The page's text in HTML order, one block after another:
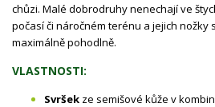
chůzi. Malé dobrodruhy nenechají ve
počasí či náročném terénu a jejich nožky
maximálně pohodlně.
VLASTNOSTI:
Svršek ze semišové kůže v